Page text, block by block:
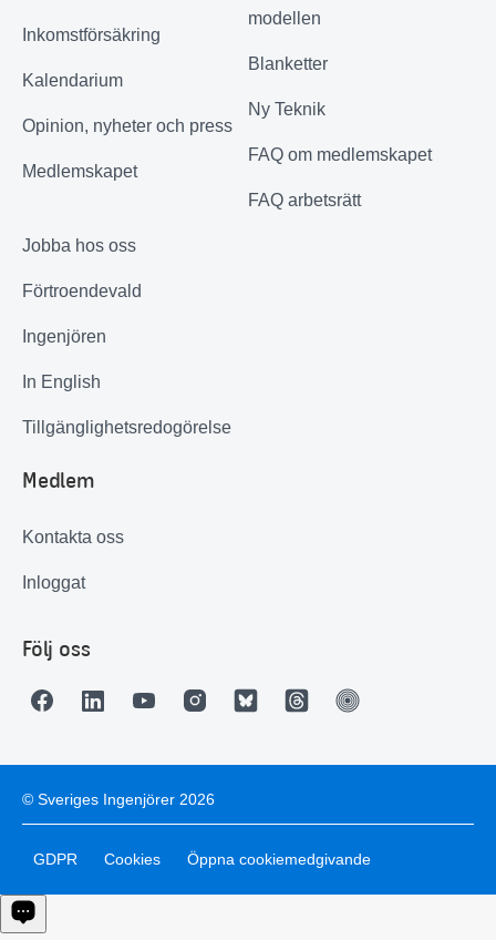
Inkomstförsäkring
Kalendarium
Opinion, nyheter och press
Medlemskapet
modellen
Blanketter
Ny Teknik
FAQ om medlemskapet
FAQ arbetsrätt
Jobba hos oss
Förtroendevald
Ingenjören
In English
Tillgänglighetsredogörelse
Medlem
Kontakta oss
Inloggat
Följ oss
© Sveriges Ingenjörer 2026
GDPR Cookies Öppna cookiemedgivande